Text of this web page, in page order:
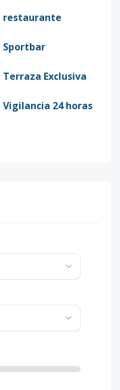
restaurante
Sportbar
Terraza Exclusiva
Vigilancia 24 horas